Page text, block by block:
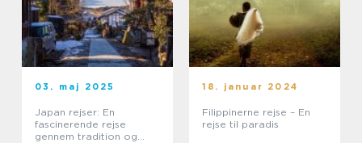
03. maj 2025
Japan rejser: En
fascinerende rejse
gennem tradition og
18. januar 2024
Filippinerne rejse – En
rejse til paradis